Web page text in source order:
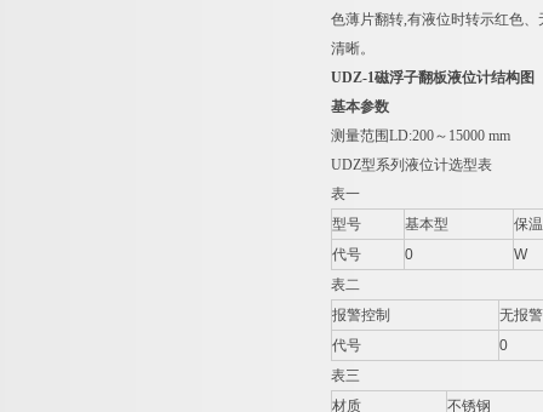
色薄片翻转,有液位时转示红色
清晰。
UDZ-1磁浮子翻板液位计结构图
基本参数
测量范围LD:200～15000 mm
UDZ型系列液位计选型表
表一
型号
基本型
保
代号
0
W
表二
报警控制
无报警
代号
0
表三
材质
不锈钢